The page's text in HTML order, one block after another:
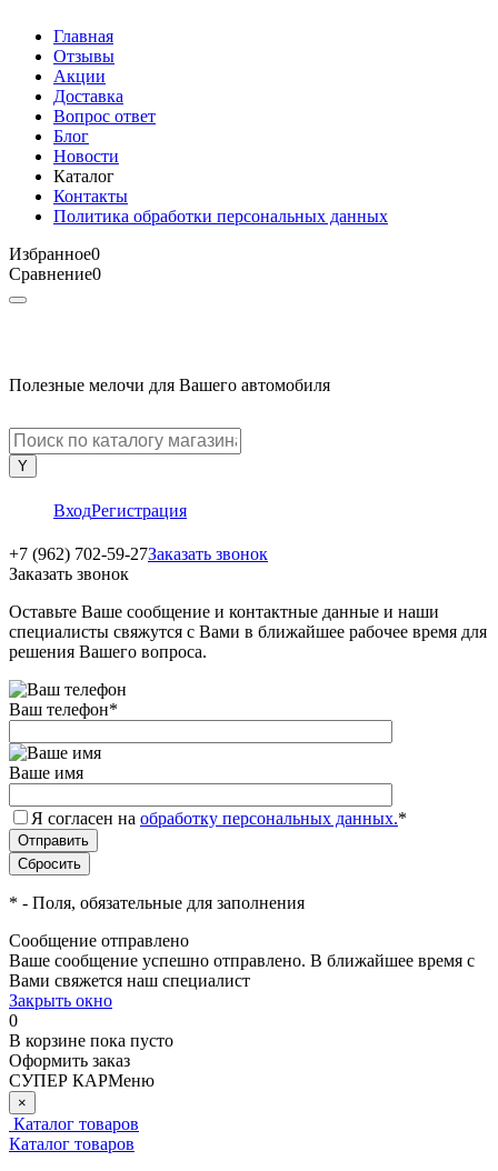
Главная
Отзывы
Акции
Доставка
Вопрос ответ
Блог
Новости
Каталог
Контакты
Политика обработки персональных данных
Избранное0
Сравнение0
Полезные мелочи для Вашего автомобиля
ВходРегистрация
+7 (962) 702-59-27Заказать звонок
Заказать звонок
Оставьте Ваше сообщение и контактные данные и наши
специалисты свяжутся с Вами в ближайшее рабочее время для
решения Вашего вопроса.
Ваш телефон*
Ваше имя
Я согласен на обработку персональных данных.*
* - Поля, обязательные для заполнения
Сообщение отправлено
Ваше сообщение успешно отправлено. В ближайшее время с
Вами свяжется наш специалист
Закрыть окно
0
В корзине пока пусто
Оформить заказ
СУПЕР КАРМеню
×
Каталог товаров
Каталог товаров